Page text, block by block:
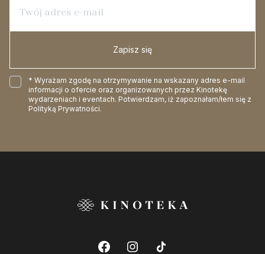
Zapisz się
* Wyrażam zgodę na otrzymywanie na wskazany adres e-mail
informacji o ofercie oraz organizowanych przez Kinotekę
wydarzeniach i eventach. Potwierdzam, iż zapoznałam/łem się z
Polityką Prywatności.